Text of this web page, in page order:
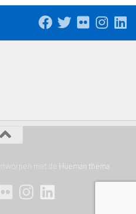
met de Hueman thema